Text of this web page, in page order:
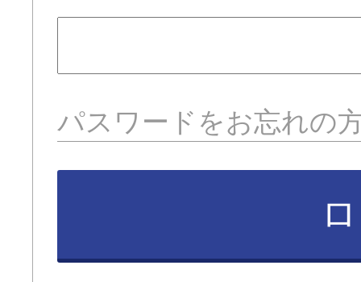
パスワードをお忘れの